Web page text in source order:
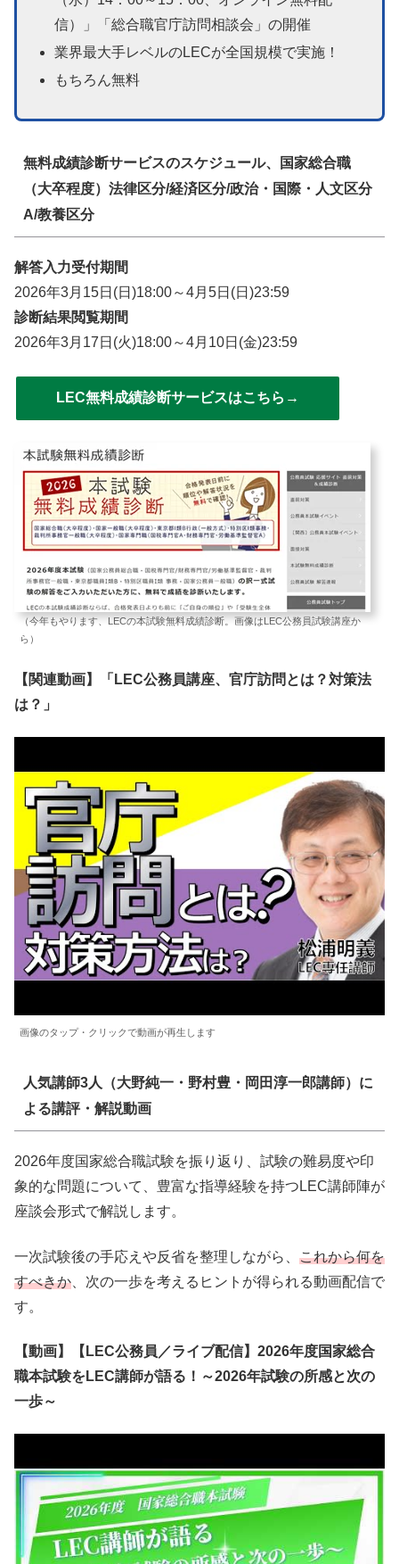
信）」「総合職官庁訪問相談会」の開催
業界最大手レベルのLECが全国規模で実施！
もちろん無料
無料成績診断サービスのスケジュール、国家総合職
（大卒程度）法律区分/経済区分/政治・国際・人文区分
A/教養区分
解答入力受付期間
2026年3月15日(日)18:00～4月5日(日)23:59
診断結果閲覧期間
2026年3月17日(火)18:00～4月10日(金)23:59
LEC無料成績診断サービスはこちら→
（今年もやります、LECの本試験無料成績診断。画像はLEC公務員試験講座か
ら）
【関連動画】「LEC公務員講座、官庁訪問とは？対策法
は？」
画像のタップ・クリックで動画が再生します
人気講師3人（大野純一・野村豊・岡田淳一郎講師）に
よる講評・解説動画
2026年度国家総合職試験を振り返り、試験の難易度や印
象的な問題について、豊富な指導経験を持つLEC講師陣が
座談会形式で解説します。
一次試験後の手応えや反省を整理しながら、 これから何を
すべきか 、次の一歩を考えるヒントが得られる動画配信で
す。
【動画】【LEC公務員／ライブ配信】2026年度国家総合
職本試験をLEC講師が語る！～2026年試験の所感と次の
一歩～